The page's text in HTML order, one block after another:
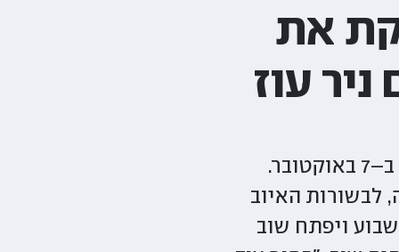
את
עוז
החזרת החטופים שוב מטלטלת את ניר עוז, הקיבוץ שספג מכה קשה ב–7 באוקטובר.
לבשורות האיוב
ויפתח שוב